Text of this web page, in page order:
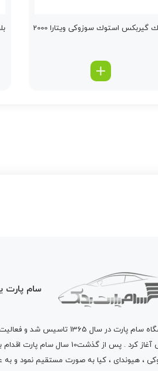
گیربكس استوك سوزوکی ویتارا 2000
سام پارت
سام پارت
در سال 1365 تاسیس شد
داخلی آغاز کرد . پس از گذشت10
، هیوندای ، کیا به صورت مستقیم نمود و به